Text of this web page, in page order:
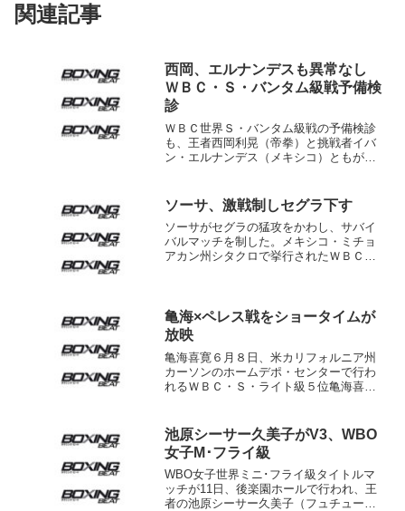
関連記事
西岡、エルナンデスも異常なし
ＷＢＣ・Ｓ・バンタム級戦予備検
診
ＷＢＣ世界Ｓ・バンタム級戦の予備検診
も、王者西岡利晃（帝拳）と挑戦者イバ
ン・エルナンデス（メキシコ）ともが好
診断の結果は体格的に酷似していた。こ
れに関して「体格差があま...
ソーサ、激戦制しセグラ下す
ソーサがセグラの猛攻をかわし、サバイ
バルマッチを制した。メキシコ・ミチョ
アカン州シタクロで挙行されたＷＢＣフ
コ）に小差ながら３－０判...
亀海×ペレス戦をショータイムが
放映
亀海喜寛６月８日、米カリフォルニア州
カーソンのホームデポ・センターで行わ
れるＷＢＣ・Ｓ・ライト級５位亀海喜寛
が、米国の有料チャンネル、ショータイ
ム系列のショータイム...
池原シーサー久美子がV3、WBO
女子M･フライ級
WBO女子世界ミニ･フライ級タイトルマ
ッチが11日、後楽園ホールで行われ、王
者の池原シーサー久美子（フュチュー